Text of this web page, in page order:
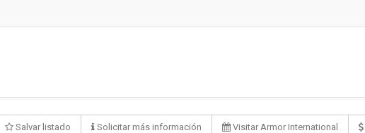
Salvar listado Solicitar más información Visitar Armor International